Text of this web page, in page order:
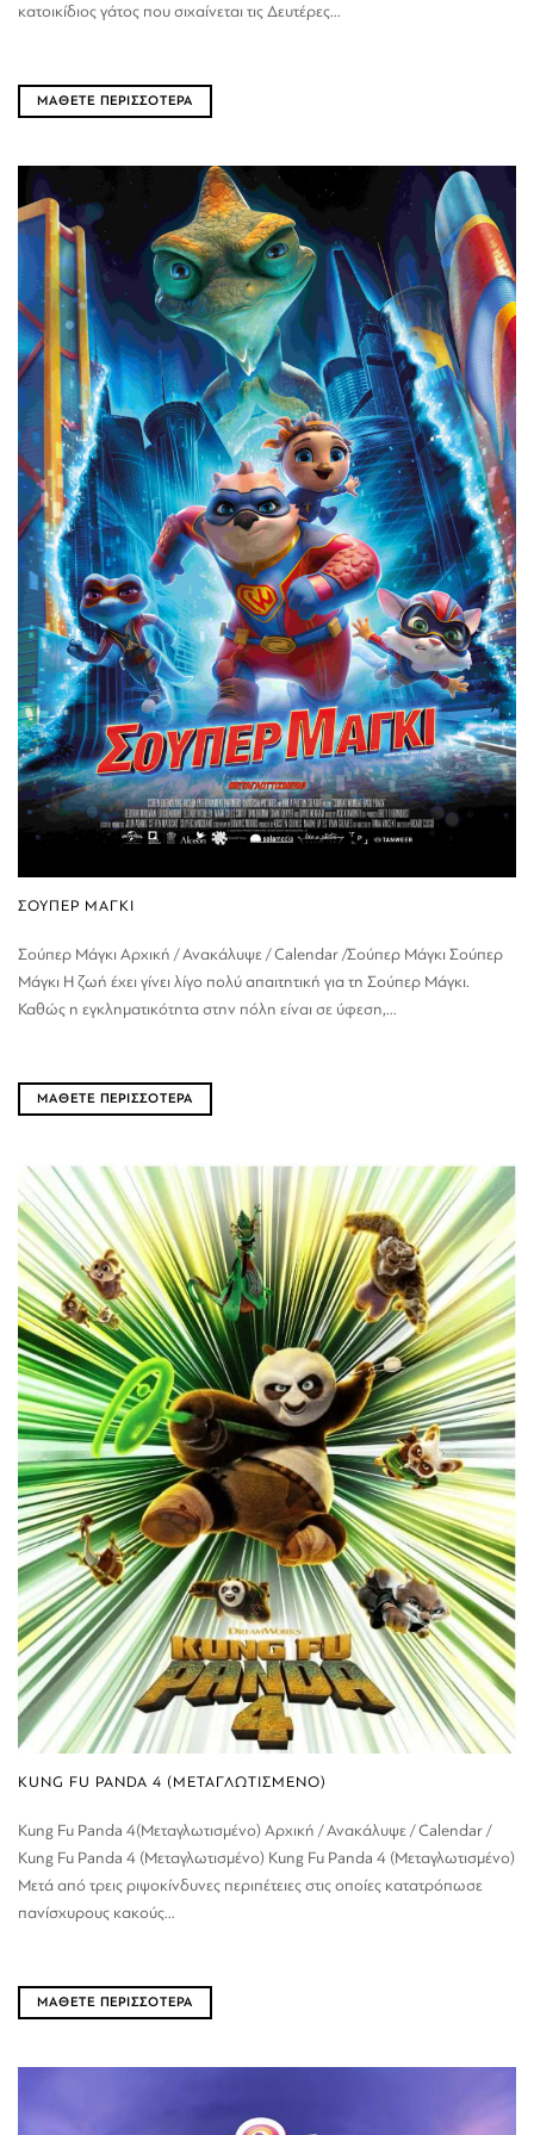
κατοικίδιος γάτος που σιχαίνεται τις Δευτέρες...
ΜΑΘΕΤΕ ΠΕΡΙΣΣΟΤΕΡΑ
ΣΟΥΠΕΡ ΜΑΓΚΙ
Σούπερ Μάγκι Αρχική / Ανακάλυψε / Calendar /Σούπερ Μάγκι Σούπερ
Μάγκι H ζωή έχει γίνει λίγο πολύ απαιτητική για τη Σούπερ Μάγκι.
Καθώς η εγκληματικότητα στην πόλη είναι σε ύφεση,...
ΜΑΘΕΤΕ ΠΕΡΙΣΣΟΤΕΡΑ
KUNG FU PANDA 4 (ΜΕΤΑΓΛΩΤΙΣΜΕΝΟ)
Kung Fu Panda 4(Μεταγλωτισμένο) Αρχική / Ανακάλυψε / Calendar /
Kung Fu Panda 4 (Μεταγλωτισμένο) Kung Fu Panda 4 (Μεταγλωτισμένο)
Μετά από τρεις ριψοκίνδυνες περιπέτειες στις οποίες κατατρόπωσε
πανίσχυρους κακούς...
ΜΑΘΕΤΕ ΠΕΡΙΣΣΟΤΕΡΑ